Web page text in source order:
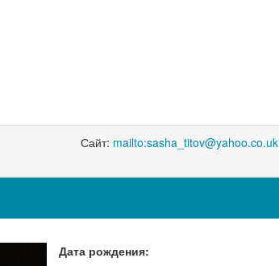
Сайт: mailto:sasha_titov@yahoo.co.uk
Дата рождения: